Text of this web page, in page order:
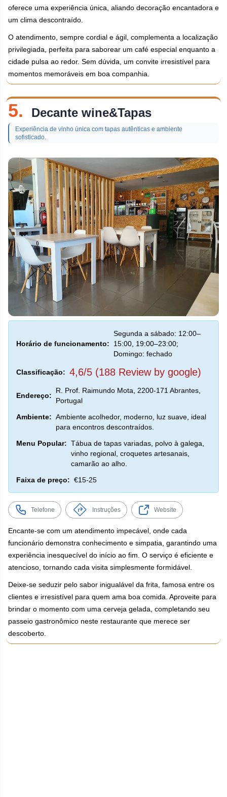
oferece uma experiência única, aliando decoração encantadora e
um clima descontraído.
O atendimento, sempre cordial e ágil, complementa a localização
privilegiada, perfeita para saborear um café especial enquanto a
cidade pulsa ao redor. Sem dúvida, um convite irresistível para
momentos memoráveis em boa companhia.
5. Decante wine&Tapas
Experiência de vinho única com tapas autênticas e ambiente
sofisticado.
Horário de funcionamento:
Segunda a sábado: 12:00–
15:00, 19:00–23:00;
Domingo: fechado
Classificação: 4,6/5 (188 Review by google)
Endereço:
R. Prof. Raimundo Mota, 2200-171 Abrantes,
Portugal
Ambiente: Ambiente acolhedor, moderno, luz suave, ideal
para encontros descontraídos.
Menu Popular: Tábua de tapas variadas, polvo à galega,
vinho regional, croquetes artesanais,
camarão ao alho.
Faixa de preço: €15-25
Telefone Instruções Website
Encante-se com um atendimento impecável, onde cada
funcionário demonstra conhecimento e simpatia, garantindo uma
experiência inesquecível do início ao fim. O serviço é eficiente e
atencioso, tornando cada visita simplesmente formidável.
Deixe-se seduzir pelo sabor inigualável da frita, famosa entre os
clientes e irresistível para quem ama boa comida. Aproveite para
brindar o momento com uma cerveja gelada, completando seu
passeio gastronômico neste restaurante que merece ser
descoberto.